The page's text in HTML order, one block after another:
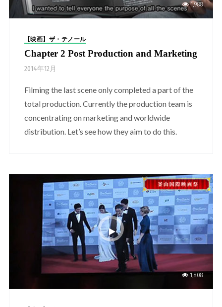
1,988
【映画】ザ・テノール
Chapter 2 Post Production and Marketing
2014年12月
Filming the last scene only completed a part of the
total production. Currently the production team is
concentrating on marketing and worldwide
distribution. Let’s see how they aim to do this.
1,808